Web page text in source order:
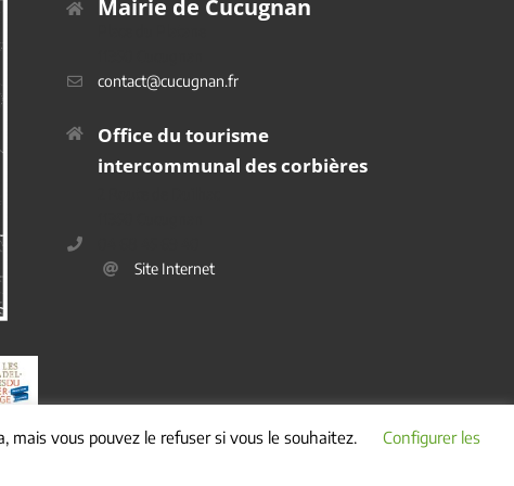
Mairie de Cucugnan
contact@cucugnan.fr
Office du tourisme
intercommunal des corbières
Site Internet
mais vous pouvez le refuser si vous le souhaitez.
Configurer les